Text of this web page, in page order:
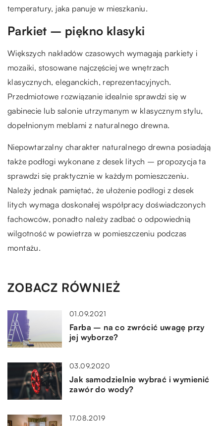
temperatury, jaka panuje w mieszkaniu.
Parkiet – piękno klasyki
Większych nakładów czasowych wymagają parkiety i
mozaiki, stosowane najczęściej we wnętrzach
klasycznych, eleganckich, reprezentacyjnych.
Przedmiotowe rozwiązanie idealnie sprawdzi się w
gabinecie lub salonie utrzymanym w klasycznym stylu,
dopełnionym meblami z naturalnego drewna.
Niepowtarzalny charakter naturalnego drewna posiadają
także podłogi wykonane z desek litych – propozycja ta
sprawdzi się praktycznie w każdym pomieszczeniu.
Należy jednak pamiętać, że ułożenie podłogi z desek
litych wymaga doskonałej współpracy doświadczonych
fachowców, ponadto należy zadbać o odpowiednią
wilgotność w powietrza w pomieszczeniu podczas
montażu.
ZOBACZ RÓWNIEŻ
01.09.2021
Farba – na co zwrócić uwagę przy
jej wyborze?
03.09.2020
Jak samodzielnie wybrać i wymienić
zawór do wody?
17.08.2019